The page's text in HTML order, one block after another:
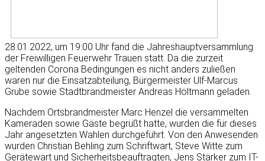
28.01.2022, um 19:00 Uhr fand die Jahreshauptversammlung
der Freiwilligen Feuerwehr Trauen statt. Da die zurzeit
geltenden Corona Bedingungen es nicht anders zuließen
waren nur die Einsatzabteilung, Bürgermeister Ulf-Marcus
Grube sowie Stadtbrandmeister Andreas Höltmann geladen.
Nachdem Ortsbrandmeister Marc Henzel die versammelten
Kameraden sowie Gäste begrüßt hatte, wurden die für dieses
Jahr angesetzten Wahlen durchgeführt. Von den Anwesenden
wurden Christian Behling zum Schriftwart, Steve Witte zum
Gerätewart und Sicherheitsbeauftragten, Jens Stärker zum IT-